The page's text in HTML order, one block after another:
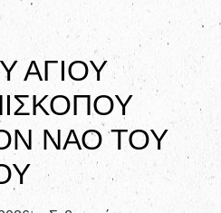
ΑΓΙΟΥ
ΝΑΟ ΤΟΥ